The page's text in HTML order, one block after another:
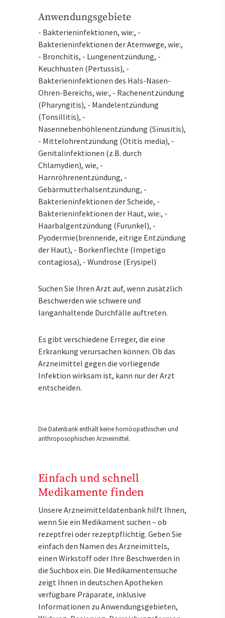
Anwendungsgebiete
- Bakterieninfektionen, wie:, -
Bakterieninfektionen der Atemwege, wie:,
- Bronchitis, - Lungenentzündung, -
Keuchhusten (Pertussis), -
Bakterieninfektionen des Hals-Nasen-
Ohren-Bereichs, wie:, - Rachenentzündung
(Pharyngitis), - Mandelentzündung
(Tonsillitis), -
Nasennebenhöhlenentzündung (Sinusitis),
- Mittelohrentzündung (Otitis media), -
Genitalinfektionen (z.B. durch
Chlamydien), wie, -
Harnröhrenentzündung, -
Gebärmutterhalsentzündung, -
Bakterieninfektionen der Scheide, -
Bakterieninfektionen der Haut, wie:, -
Haarbalgentzündung (Furunkel), -
Pyodermie(brennende, eitrige Entzündung
der Haut), - Borkenflechte (Impetigo
contagiosa), - Wundrose (Erysipel)
Suchen Sie Ihren Arzt auf, wenn zusätzlich
Beschwerden wie schwere und
langanhaltende Durchfälle auftreten.
Es gibt verschiedene Erreger, die eine
Erkrankung verursachen können. Ob das
Arzneimittel gegen die vorliegende
Infektion wirksam ist, kann nur der Arzt
entscheiden.
Die Datenbank enthält keine homöopathischen und
anthroposophischen Arzneimittel.
Einfach und schnell
Medikamente finden
Unsere Arzneimitteldatenbank hilft Ihnen,
wenn Sie ein Medikament suchen – ob
rezeptfrei oder rezeptpflichtig. Geben Sie
einfach den Namen des Arzneimittels,
einen Wirkstoff oder Ihre Beschwerden in
die Suchbox ein. Die Medikamentensuche
zeigt Ihnen in deutschen Apotheken
verfügbare Präparate, inklusive
Informationen zu Anwendungsgebieten,